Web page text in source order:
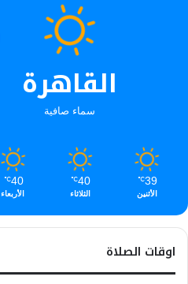
القاهرة
سماء صافية
39
℃
الأثنين
40
℃
الثلاثاء
40
℃
الأربعاء
اوقات الصلاة